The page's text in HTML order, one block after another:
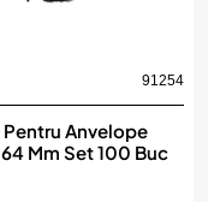
91254
Pentru Anvelope
64 Mm Set 100 Buc